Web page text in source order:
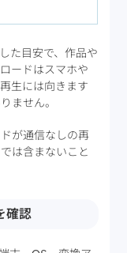
た目安で、作品や
ードはスマホや
生には向きます
ません。
が通信なしの再
は含まないこと
確認